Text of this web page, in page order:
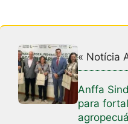
« Notícia
Anffa
para